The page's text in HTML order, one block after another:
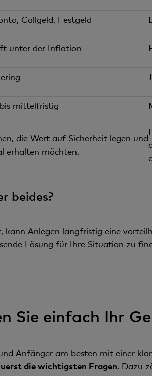
Callgeld, Festgeld
unter der Inflation
mittelfristig
die Wert auf Sicherheit legen und
erhalten möchten.
beides?
Anlegen langfristig eine
Lösung für Ihre Situation zu
Sie einfach Ihr
Anfänger am besten mit einer
die wichtigsten Fragen. Dazu